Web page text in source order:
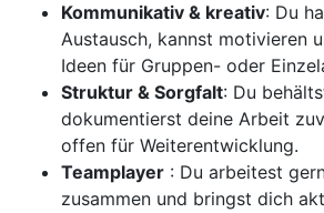
Kommunikativ & kreativ: Du
Austausch, kannst motivieren
Ideen für Gruppen- oder
Struktur & Sorgfalt: Du
dokumentierst deine Arbeit
offen für Weiterentwicklung.
Teamplayer : Du arbeitest
zusammen und bringst dich